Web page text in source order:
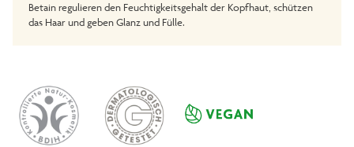
Betain regulieren den Feuchtigkeitsgehalt der Kopfhaut, schützen
das Haar und geben Glanz und Fülle.